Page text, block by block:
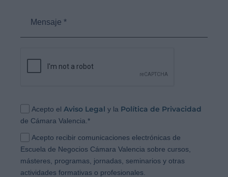
Acepto elAviso Legal y la Política de Privacidad
de Cámara Valencia. *
Acepto recibir comunicaciones electrónicas de
Escuela de Negocios Cámara Valencia sobre cursos,
másteres, programas, jornadas, seminarios y otras
actividades formativas o profesionales.